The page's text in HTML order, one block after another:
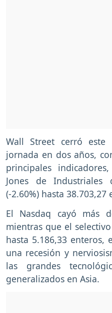
Wall Street cerró
jornada en dos años,
principales
Jones de Industriales
(-2.60%) hasta 38.703,27
El Nasdaq cayó más
mientras que el
hasta 5.186,33
una recesión y
las grandes
generalizados en Asia.